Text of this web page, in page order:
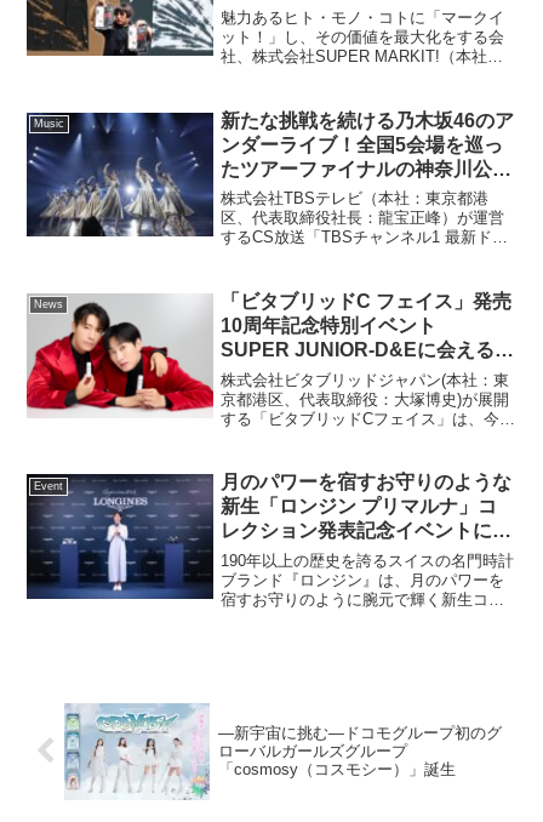
直に言えば“苦肉の策”」。
【KUNIKUNOSAKU
FUCHIGAMI】シリーズ 登場！
魅力あるヒト・モノ・コトに「マークイ
ット！」し、その価値を最大化をする会
社、株式会社SUPER MARKIT!（本社：
クイット）は、吉本興業株式会社と株
式...
Music
新たな挑戦を続ける乃木坂46のア
ンダーライブ！全国5会場を巡っ
たツアーファイナルの神奈川公演
＆新作の密着ドキュメンタリーが
CS放送TBSチャンネル1で12月に
放送決定！
株式会社TBSテレビ（本社：東京都港
区、代表取締役社長：龍宝正峰）が運営
するCS放送「TBSチャンネル1 最新ドラ
「36thSGアンダーライブ」から、神奈
川・...
News
「ビタブリッドC フェイス」発売
10周年記念特別イベント
SUPER JUNIOR-D&Eに会える！
Vitabridスペシャルコラボキャン
ペーン開催
株式会社ビタブリッドジャパン(本社：東
京都港区、代表取締役：大塚博史)が展開
する「ビタブリッドCフェイス」は、今
JUNIOR-D&Eとスペシャルコラボをし、
Meet...
Event
月のパワーを宿すお守りのような
新生「ロンジン プリマルナ」コ
レクション発表記念イベントに本
田翼が登場！長く愛していきたい
ものは「自分の人生」
190年以上の歴史を誇るスイスの名門時計
ブランド『ロンジン』は、月のパワーを
宿すお守りのように腕元で輝く新生コレ
―新宇宙に挑む―ドコモグループ初のグ
ローバルガールズグループ
「cosmosy（コスモシー）」誕生